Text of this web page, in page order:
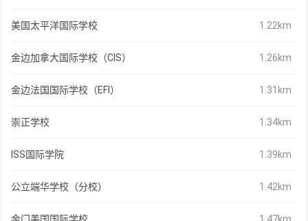
美国太平洋国际学校 1.22km
金边加拿大国际学校（CIS） 1.26km
金边法国国际学校（EFI） 1.31km
崇正学校 1.34km
ISS国际学院 1.39km
公立端华学校（分校） 1.42km